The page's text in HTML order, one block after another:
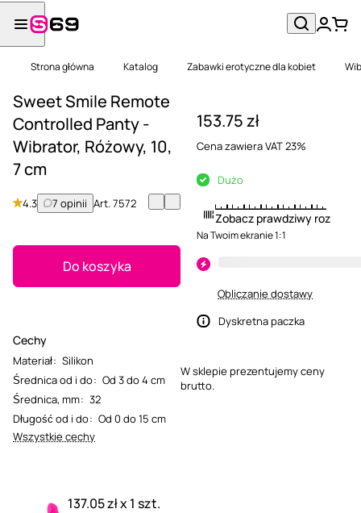
Strona główna Katalog Zabawki erotyczne dla kobiet
Sweet Smile Remote
Controlled Panty -
Wibrator, Różowy, 10,
7 cm
4.3 7 opinii Art.7572
Do koszyka
Cechy
Materiał: Silikon
Średnica od i do: Od 3 do 4 cm
Średnica, mm: 32
Długość od i do: Od 0 do 15 cm
Wszystkie cechy
153.75 zł
Cena zawiera VAT 23%
Dużo
Zobacz prawdziwy rozmiar
Na Twoim ekranie 1:1
Obliczanie dostawy
Dyskretna paczka
W sklepie prezentujemy ceny
brutto.
137.05 zł x 1 szt.